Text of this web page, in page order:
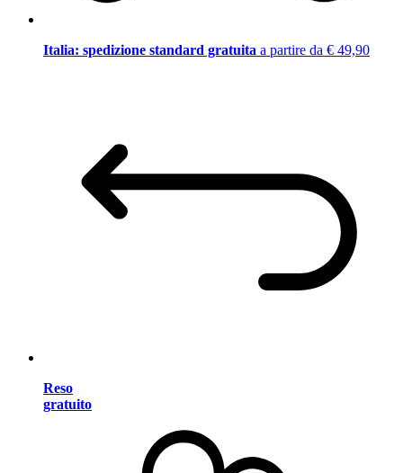
Italia: spedizione standard gratuita a partire da € 49,90
Reso
gratuito